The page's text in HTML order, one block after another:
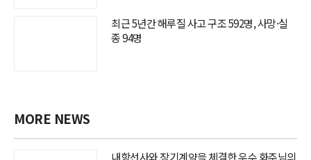
최근 5년간 해루질 사고 구조 592명, 사망·실
종 94명
MORE NEWS
내항선사와 장기계약을 체결한 우수 화주님의